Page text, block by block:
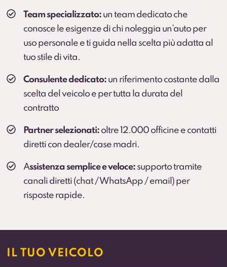
Team specializzato: un team dedicato che
conosce le esigenze di chi noleggia un’auto per
uso personale e ti guida nella scelta più adatta al
tuo stile di vita.
Consulente dedicato: un riferimento costante dalla
scelta del veicolo e per tutta la durata del
contratto
Partner selezionati: oltre 12.000 officine e contatti
diretti con dealer/case madri.
Assistenza semplice e veloce: supporto tramite
canali diretti (chat / WhatsApp / email) per
risposte rapide.
IL TUO VEICOLO